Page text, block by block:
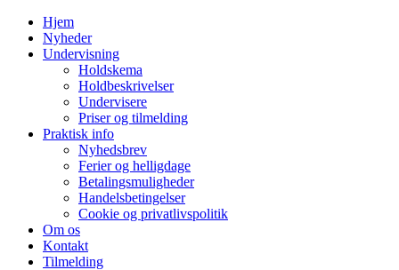
Hjem
Nyheder
Undervisning
Holdskema
Holdbeskrivelser
Undervisere
Priser og tilmelding
Praktisk info
Nyhedsbrev
Ferier og helligdage
Betalingsmuligheder
Handelsbetingelser
Cookie og privatlivspolitik
Om os
Kontakt
Tilmelding